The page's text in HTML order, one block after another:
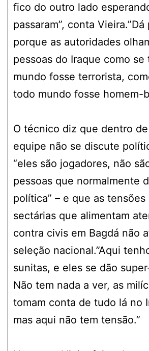
fico do outro lado
passaram”, conta Vieira.”Dá
porque as autoridades
pessoas do Iraque como se
mundo fosse terrorista,
todo mundo fosse homem-
O técnico diz que dentro
equipe não se discute
“eles são jogadores, não
pessoas que normalmente
política” – e que as tensões
sectárias que alimentam
contra civis em Bagdá não
seleção nacional.”Aqui
sunitas, e eles se dão
Não tem nada a ver, as
tomam conta de tudo lá no
mas aqui não tem tensão.”